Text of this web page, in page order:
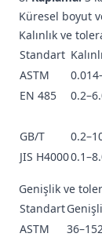
Küresel boyut
Kalınlık ve
Standart
ASTM
EN 485
GB/T
JIS H4000
Genişlik ve
Standart
ASTM